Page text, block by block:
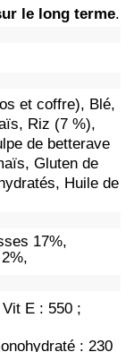
le long terme.
et coffre), Blé,
Riz (7 %),
de betterave
Gluten de
Huile de
17%,
E : 550 ;
: 230